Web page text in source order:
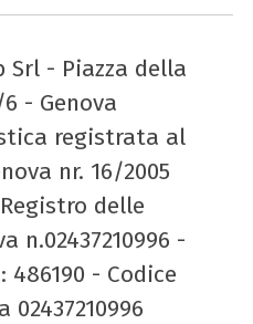
Srl - Piazza della
- Genova
registrata al
nr. 16/2005
delle
n.02437210996 -
486190 - Codice
02437210996